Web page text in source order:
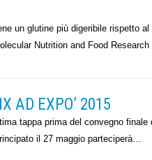
un glutine più digeribile rispetto
Nutrition and Food
AD EXPO’ 2015
tappa prima del convegno
il 27 maggio parteciperà…